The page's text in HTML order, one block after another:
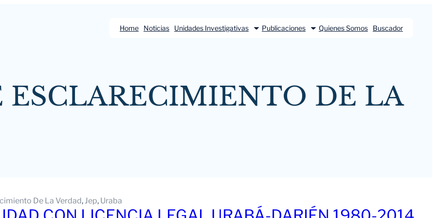
Home Noticias Unidades Investigativas Publicaciones Quienes Somos Buscador
DE LA
De La Verdad, Jep, Uraba